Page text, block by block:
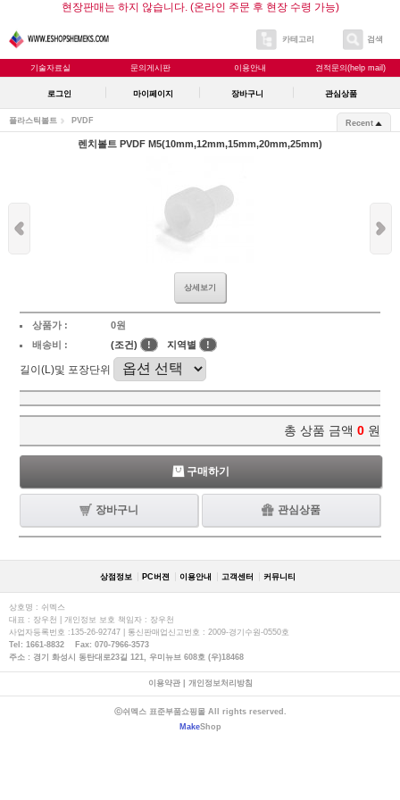
현장판매는 하지 않습니다. (온라인 주문 후 현장 수령 가능)
카테고리 검색
기술자료실 문의게시판 이용안내 견적문의(help mail)
로그인 마이페이지 장바구니 관심상품
플라스틱볼트 PVDF Recent
렌치볼트 PVDF M5(10mm,12mm,15mm,20mm,25mm)
상세보기
상품가 :
0원
배송비 :
(조건) ! 지역별 !
길이(L)및 포장단위
총 상품 금액 0 원
구매하기
장바구니 관심상품
상점정보 PC버젼 이용안내 고객센터 커뮤니티
상호명 : 쉬멕스
대표 : 장우천 | 개인정보 보호 책임자 : 장우천
사업자등록번호 :135-26-92747 | 통신판매업신고번호 : 2009-경기수원-0550호
Tel: 1661-8832 Fax: 070-7966-3573
주소 : 경기 화성시 동탄대로23길 121, 우미뉴브 608호 (우)18468
이용약관| 개인정보처리방침
ⓒ쉬멕스 표준부품쇼핑몰 All rights reserved.
MakeShop